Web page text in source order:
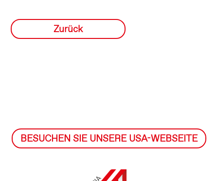
Zurück
BESUCHEN SIE UNSERE USA-WEBSEITE